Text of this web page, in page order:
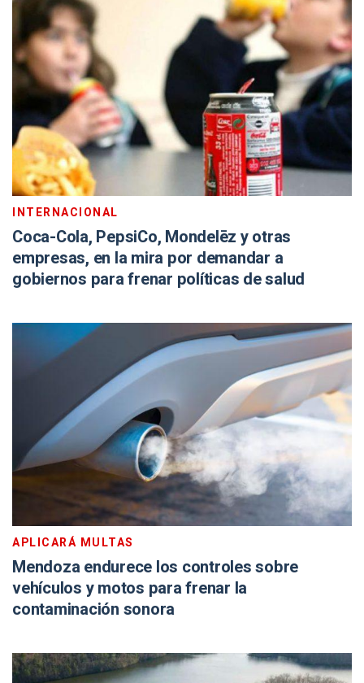
INTERNACIONAL
Coca-Cola, PepsiCo, Mondelēz y otras
empresas, en la mira por demandar a
gobiernos para frenar políticas de salud
APLICARÁ MULTAS
Mendoza endurece los controles sobre
vehículos y motos para frenar la
contaminación sonora